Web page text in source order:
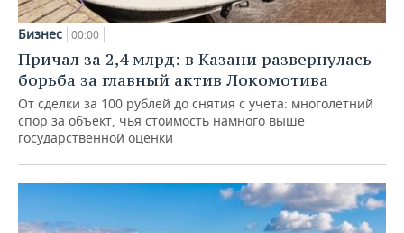
Бизнес 00:00
Причал за 2,4 млрд: в Казани развернулась
борьба за главный актив Локомотива
От сделки за 100 рублей до снятия с учета: многолетний
спор за объект, чья стоимость намного выше
государственной оценки